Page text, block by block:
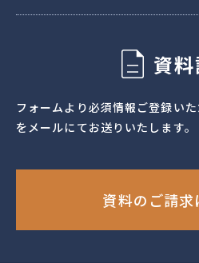
資
フォームより必須情報ご登録い
をメールにてお送りいたします。
資料のご請求